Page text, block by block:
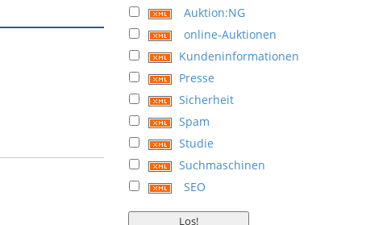
Auktion:NG
online-Auktionen
Kundeninformationen
Presse
Sicherheit
Spam
Studie
Suchmaschinen
SEO